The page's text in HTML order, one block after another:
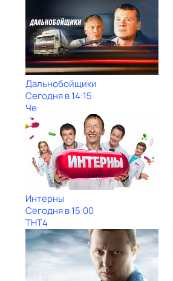
Дальнобойщики
Сегодня в 14:15
Че
Интерны
Сегодня в 15:00
ТНТ4